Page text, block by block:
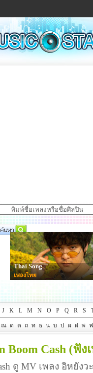
วด่วน
คร
Thai Song
เพลงไทย
J K L M N O P Q R S
ณ ด ต ถ ท ธ น บ ป ผ ฝ พ ฟ
Boom Cash (ฟัง
ดู MV เพลง อิหยังว